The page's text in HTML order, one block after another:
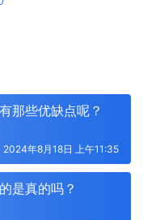
那些优缺点呢？
2024年8月18日 上午11:35
是真的吗？